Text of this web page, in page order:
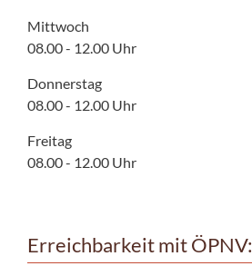
Mittwoch
08.00 - 12.00 Uhr
Donnerstag
08.00 - 12.00 Uhr
Freitag
08.00 - 12.00 Uhr
Erreichbarkeit mit ÖPNV: